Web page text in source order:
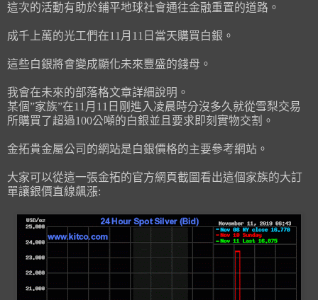
這次的活動有助於鋪平地球社會通往金融重置的道路。
成千上萬的光工們在11月11日當天購買白銀。
這些白銀將會變成顯化未來豐盛的錢母。
我會在未來的部落格文章詳細說明。
某個”家族”在11月11日剛進入凌晨時分沒多久就從雪梨交易
所購買了超過100公噸的白銀並且要求即刻實物交割。
金拓貴金屬公司的網站是白銀價格的主要參考網站。
大家可以從這一張金拓的官方網頁截圖看出這個家族的大訂
單讓銀價直線飆漲: